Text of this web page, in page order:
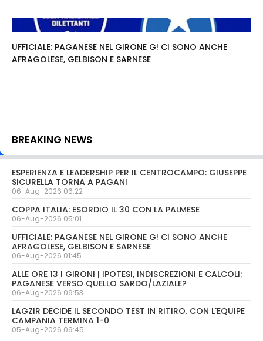
UFFICIALE: PAGANESE NEL GIRONE G! CI SONO ANCHE
AFRAGOLESE, GELBISON E SARNESE
BREAKING NEWS
ESPERIENZA E LEADERSHIP PER IL CENTROCAMPO: GIUSEPPE
SICURELLA TORNA A PAGANI
06-Aug-2026 06:22
COPPA ITALIA: ESORDIO IL 30 CON LA PALMESE
06-Aug-2026 05:01
UFFICIALE: PAGANESE NEL GIRONE G! CI SONO ANCHE
AFRAGOLESE, GELBISON E SARNESE
06-Aug-2026 01:45
ALLE ORE 13 I GIRONI | IPOTESI, INDISCREZIONI E CALCOLI:
PAGANESE VERSO QUELLO SARDO/LAZIALE?
06-Aug-2026 09:53
LAGZIR DECIDE IL SECONDO TEST IN RITIRO. CON L'EQUIPE
CAMPANIA TERMINA 1-0
05-Aug-2026 09:45